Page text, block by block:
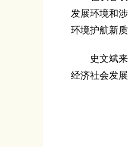
发展环境和
环境护航新
史文斌来到
经济社会发